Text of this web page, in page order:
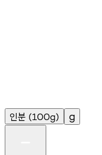
인분 (100g) g